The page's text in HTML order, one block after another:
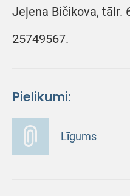
Jeļena Bičikova, tālr.
25749567.
Pielikumi:
Līgums